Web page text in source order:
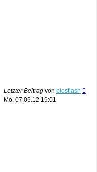
Letzter Beitrag von biosflash
Mo, 07.05.12 19:01